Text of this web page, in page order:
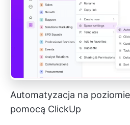
Automatyzacja na
pomocą ClickUp